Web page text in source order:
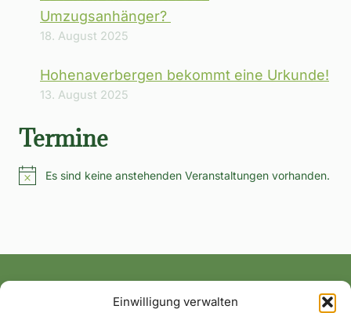
Einwilligung verwalten
Umzugsanhänger?
18. August 2025
Hohenaverbergen bekommt eine Urkunde!
13. August 2025
Termine
HinweisEs sind keine anstehenden Veranstaltungen vorhanden.